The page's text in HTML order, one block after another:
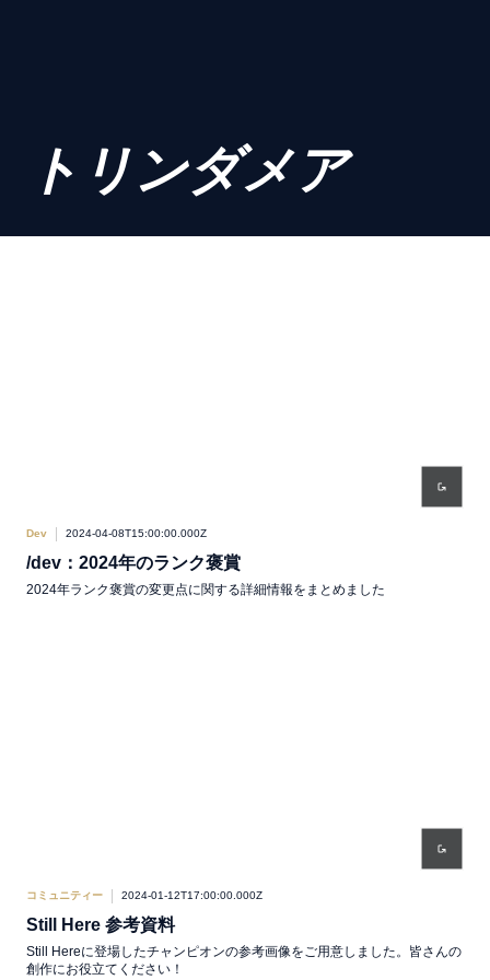
トリンダメア
Dev 2024-04-08T15:00:00.000Z
/dev：2024年のランク褒賞
2024年ランク褒賞の変更点に関する詳細情報をまとめました
コミュニティー 2024-01-12T17:00:00.000Z
Still Here 参考資料
Still Hereに登場したチャンピオンの参考画像をご用意しました。皆さんの
創作にお役立てください！